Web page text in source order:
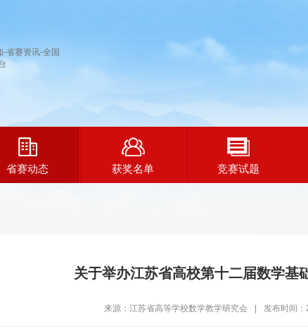
省赛动态 获奖名单 竞赛试题
关于举办江苏省高校第十二届数学基
来源：江苏省高等学校数学教学研究会 发布时间